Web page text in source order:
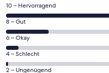
551
von
insgesamt
768
Gästebewertungen
haben
eine
10 – Hervorragend
155
von
insgesamt
768
Gästebewertungen
8 – Gut
46
von
insgesamt
768
6 – Okay
10
von
4 – Schlecht
6
2 – Ungenügend